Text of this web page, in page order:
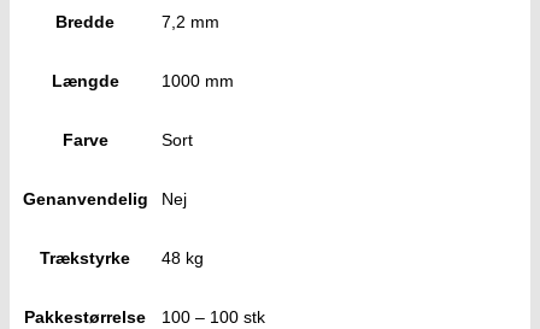
Bredde 7,2 mm
Længde 1000 mm
Farve Sort
Genanvendelig Nej
Trækstyrke 48 kg
Pakkestørrelse 100 – 100 stk